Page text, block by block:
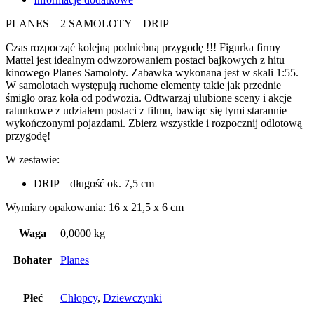
PLANES – 2 SAMOLOTY – DRIP
Czas rozpocząć kolejną podniebną przygodę !!! Figurka firmy
Mattel jest idealnym odwzorowaniem postaci bajkowych z hitu
kinowego Planes Samoloty. Zabawka wykonana jest w skali 1:55.
W samolotach występują ruchome elementy takie jak przednie
śmigło oraz koła od podwozia. Odtwarzaj ulubione sceny i akcje
ratunkowe z udziałem postaci z filmu, bawiąc się tymi starannie
wykończonymi pojazdami. Zbierz wszystkie i rozpocznij odlotową
przygodę!
W zestawie:
DRIP – długość ok. 7,5 cm
Wymiary opakowania: 16 x 21,5 x 6 cm
Waga 0,0000 kg
Bohater Planes
Płeć Chłopcy, Dziewczynki